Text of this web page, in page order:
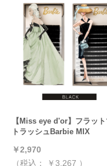
【Miss eye d'or】フラット
トラッシュBarbie MIX
￥2,970
（税込：
￥3,267 ）